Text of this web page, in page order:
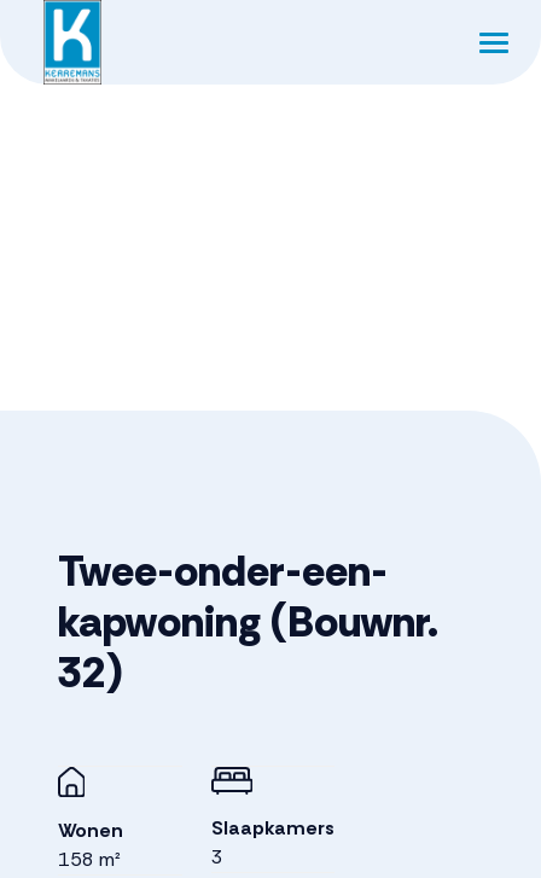
Twee-onder-een-
kapwoning(Bouwnr.
32)
Wonen
158 m²
Slaapkamers
3